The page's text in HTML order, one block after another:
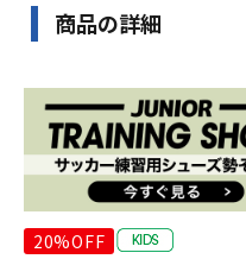
商品の詳細
20%OFF